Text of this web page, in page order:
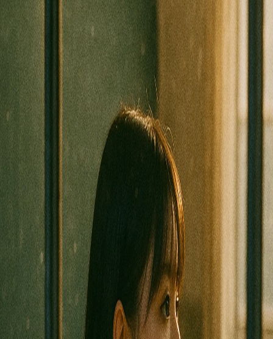
1 anno fa